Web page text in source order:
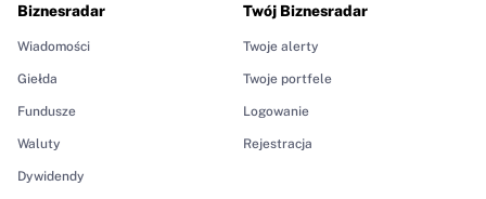
Biznesradar
Wiadomości
Giełda
Fundusze
Waluty
Dywidendy
Twój Biznesradar
Twoje alerty
Twoje portfele
Logowanie
Rejestracja